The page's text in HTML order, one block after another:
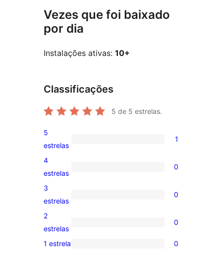
Vezes que foi baixado
por dia
Instalações ativas: 10+
Classificações
5 de 5 estrelas.
1
avaliação
com
5
estrelas
1
0
avaliação
com
4
estrelas
0
0
avaliação
com
3
estrelas
0
0
avaliação
2
estrelas
0
0
1 estrela 0